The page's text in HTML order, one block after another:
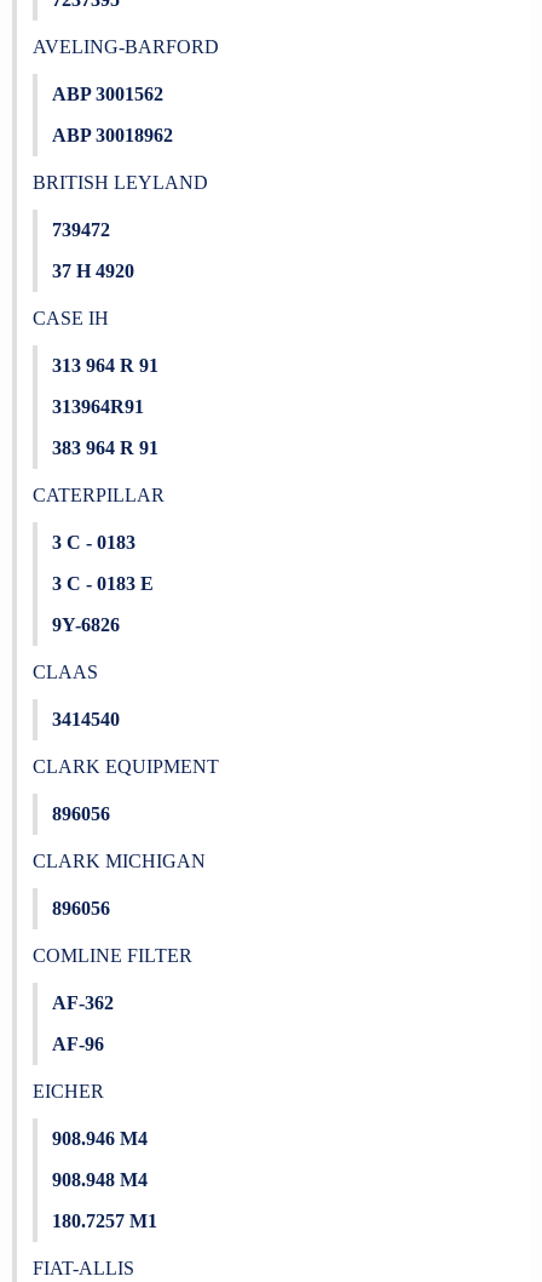
AVELING-BARFORD
ABP 3001562
ABP 30018962
BRITISH LEYLAND
739472
37 H 4920
CASE IH
313 964 R 91
313964R91
383 964 R 91
CATERPILLAR
3 C - 0183
3 C - 0183 E
9Y-6826
CLAAS
3414540
CLARK EQUIPMENT
896056
CLARK MICHIGAN
896056
COMLINE FILTER
AF-362
AF-96
EICHER
908.946 M4
908.948 M4
180.7257 M1
FIAT-ALLIS